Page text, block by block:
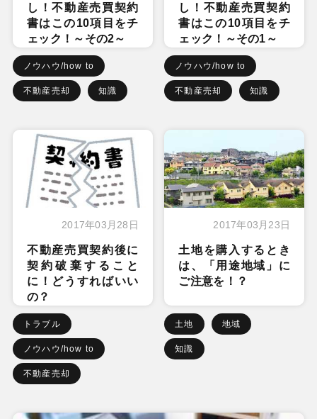
し！不動産売買契約
書はこの10項目をチ
ェック！～その2～
ノウハウ/how to
不動産売却 知識
し！不動産売買契約
書はこの10項目をチ
ェック！～その1～
ノウハウ/how to
不動産売却 知識
2017年03月28日
不動産売買契約後に
契約破棄すること
に！どうすればいい
の？
トラブル
ノウハウ/how to
不動産売却
2017年03月23日
土地を購入するとき
は、「用途地域」に
ご注意を！？
土地 地域
知識